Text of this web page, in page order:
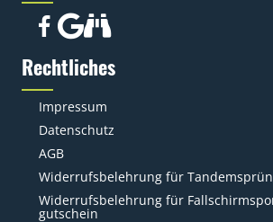
Rechtliches
Impressum
Datenschutz
AGB
Widerrufsbelehrung für
Widerrufsbelehrung für
gutschein